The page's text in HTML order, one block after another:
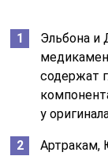
Эльбона и
содержат
у
Артракам,